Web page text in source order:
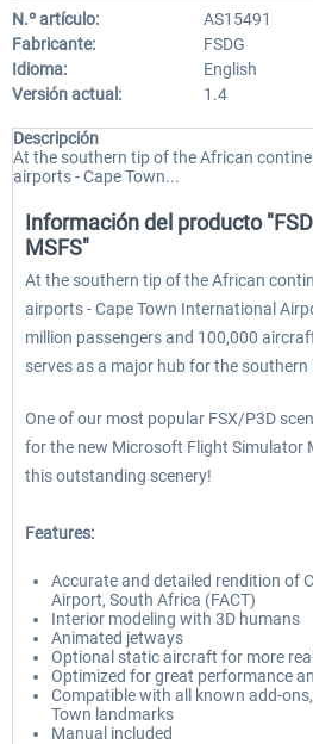
N.º artículo:
AS15491
Fabricante:
FSDG
Idioma:
English
Versión actual:
1.4
Descripción
At the southern tip of the African
airports - Cape Town...
Información del producto
MSFS"
At the southern tip of the African
airports - Cape Town International
million passengers and 100,000
serves as a major hub for the southern
One of our most popular FSX/P3D
for the new Microsoft Flight Simulator
this outstanding scenery!
Features:
Accurate and detailed rendition of
Airport, South Africa (FACT)
Interior modeling with 3D humans
Animated jetways
Optional static aircraft for more
Optimized for great performance
Compatible with all known add-
Town landmarks
Manual included